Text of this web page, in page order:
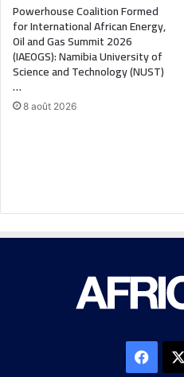
Powerhouse Coalition Formed
for International African Energy,
Oil and Gas Summit 2026
(IAEOGS): Namibia University of
Science and Technology (NUST)
…
8 août 2026